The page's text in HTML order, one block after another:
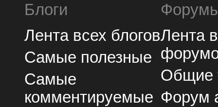
Блоги
Лента всех блогов
Самые полезные
Самые
комментируемые
Лента
Общие
Форум